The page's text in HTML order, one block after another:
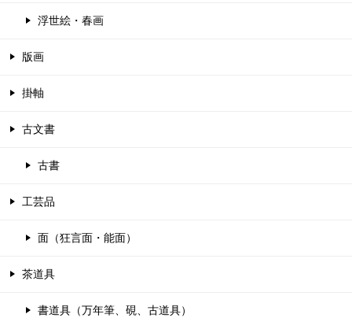
浮世絵・春画
版画
掛軸
古文書
古書
工芸品
面（狂言面・能面）
茶道具
書道具（万年筆、硯、古道具）